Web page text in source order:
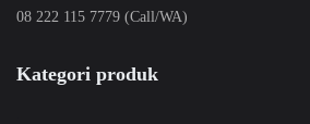
08 222 115 7779 (Call/WA)
Kategori produk